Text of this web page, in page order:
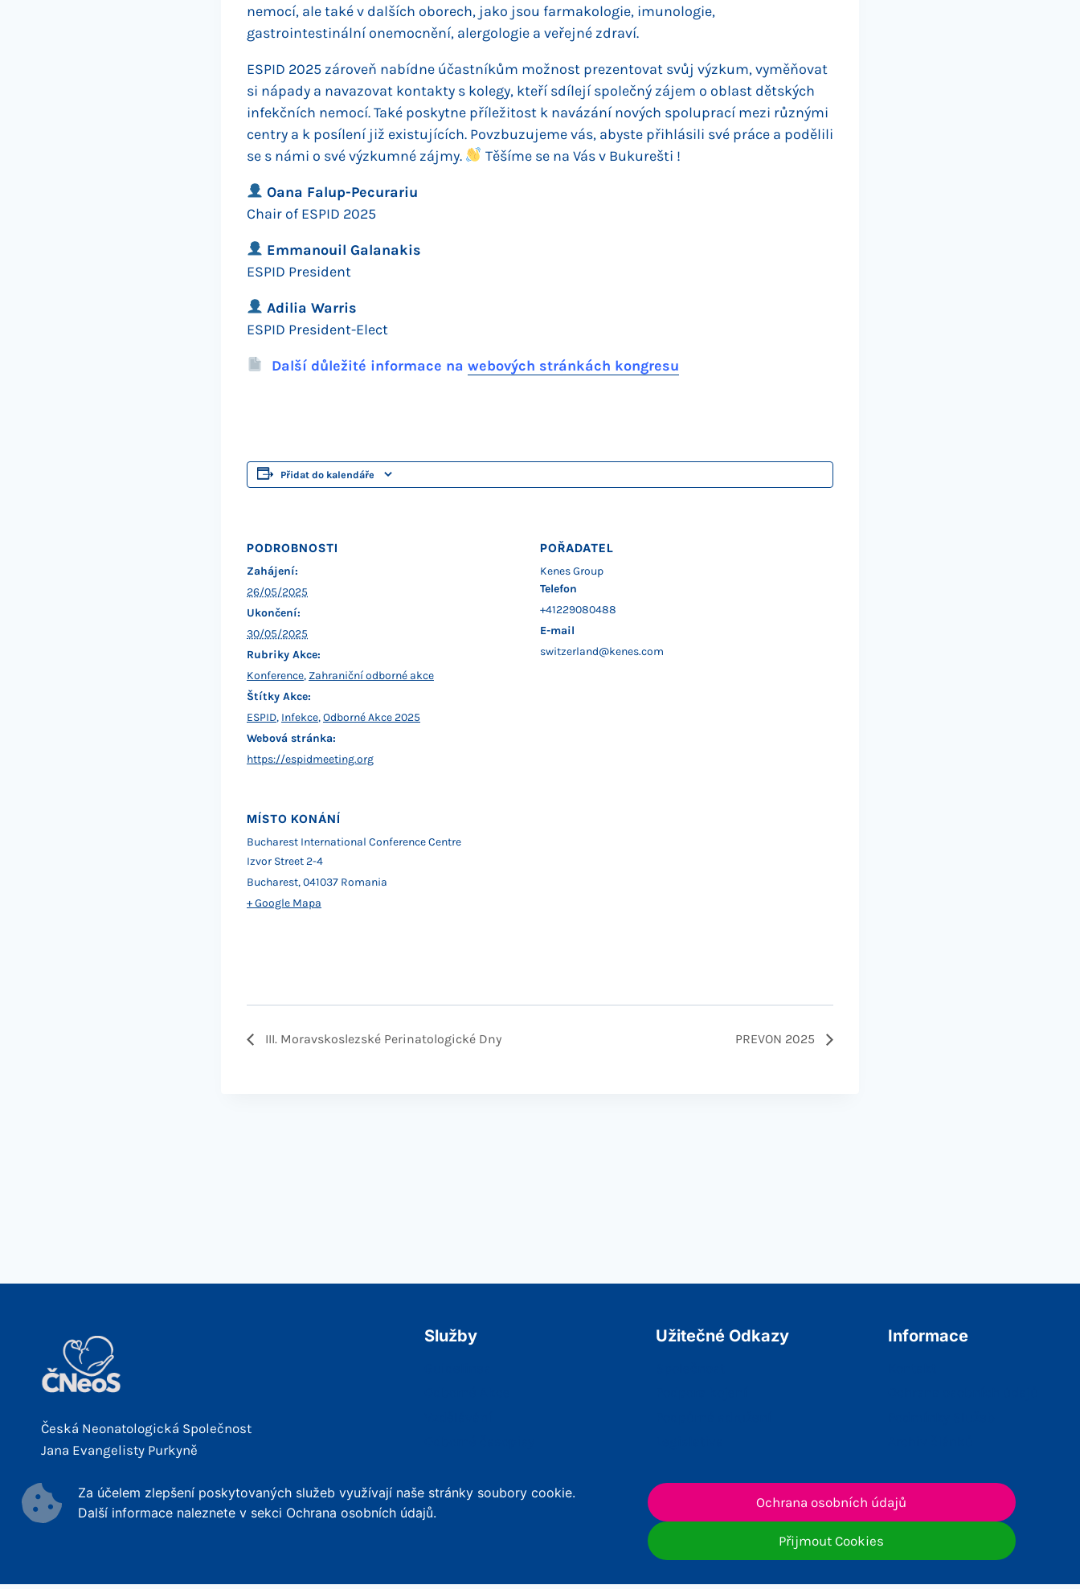
nemocí, ale také v dalších oborech, jako jsou farmakologie, imunologie,
gastrointestinální onemocnění, alergologie a veřejné zdraví.
ESPID 2025 zároveň nabídne účastníkům možnost prezentovat svůj výzkum, vyměňovat
si nápady a navazovat kontakty s kolegy, kteří sdílejí společný zájem o oblast dětských
infekčních nemocí. Také poskytne příležitost k navázání nových spoluprací mezi různými
centry a k posílení již existujících. Povzbuzujeme vás, abyste přihlásili své práce a podělili
se s námi o své výzkumné zájmy.
Těšíme se na Vás v Bukurešti !
Oana Falup-Pecurariu
Chair of ESPID 2025
Emmanouil Galanakis
ESPID President
Adilia Warris
ESPID President-Elect
Další důležité informace na webových stránkách kongresu
Přidat do kalendáře
PODROBNOSTI
Zahájení:
26/05/2025
Ukončení:
30/05/2025
Rubriky Akce:
Konference, Zahraniční odborné akce
Štítky Akce:
ESPID, Infekce,Odborné Akce 2025
Webová stránka:
https://espidmeeting.org
POŘADATEL
Kenes Group
Telefon
+41229080488
E-mail
switzerland@kenes.com
MÍSTO KONÁNÍ
Bucharest International Conference Centre
Izvor Street 2-4
Bucharest,041037 Romania
+ Google Mapa
III. Moravskoslezské Perinatologické Dny PREVON 2025
Česká Neonatologická Společnost
Jana Evangelisty Purkyně
Služby Užitečné Odkazy Informace
Za účelem zlepšení poskytovaných služeb využívají naše stránky soubory cookie.
Další informace naleznete v sekci Ochrana osobních údajů.
Ochrana osobních údajů
Přijmout Cookies